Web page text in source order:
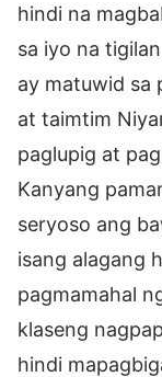
hindi na
sa iyo na
ay matuwid sa
at taimtim
paglupig at
Kanyang
seryoso ang
isang alagang
pagmamahal
klaseng
hindi